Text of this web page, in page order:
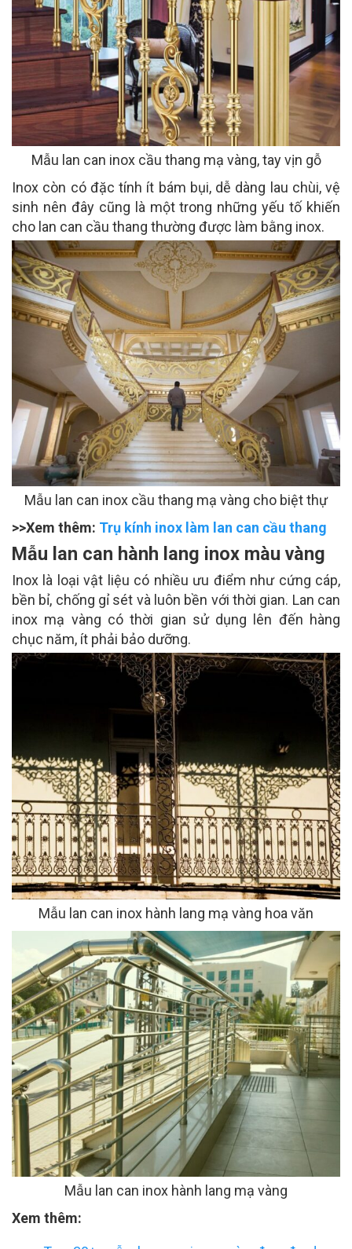
Mẫu lan can inox cầu thang mạ vàng, tay vịn gỗ
Inox còn có đặc tính ít bám bụi, dễ dàng lau chùi, vệ
sinh nên đây cũng là một trong những yếu tố khiến
cho lan can cầu thang thường được làm bằng inox.
Mẫu lan can inox cầu thang mạ vàng cho biệt thự
>>Xem thêm: Trụ kính inox làm lan can cầu thang
Mẫu lan can hành lang inox màu vàng
Inox là loại vật liệu có nhiều ưu điểm như cứng cáp,
bền bỉ, chống gỉ sét và luôn bền với thời gian. Lan can
inox mạ vàng có thời gian sử dụng lên đến hàng
chục năm, ít phải bảo dưỡng.
Mẫu lan can inox hành lang mạ vàng hoa văn
Mẫu lan can inox hành lang mạ vàng
Xem thêm: